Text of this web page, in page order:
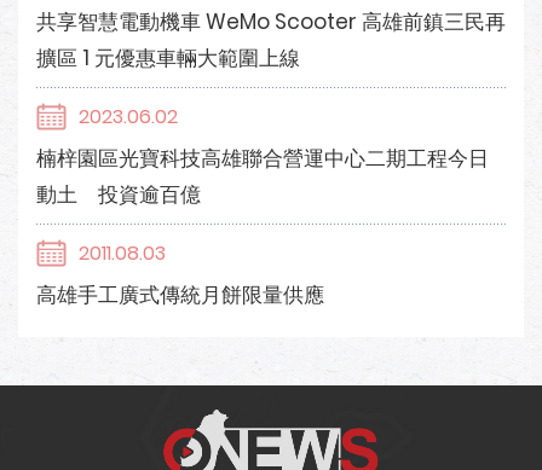
共享智慧電動機車 WeMo Scooter 高雄前鎮三民再
擴區 1 元優惠車輛大範圍上線
2023.06.02
楠梓園區光寶科技高雄聯合營運中心二期工程今日
動土 投資逾百億
2011.08.03
高雄手工廣式傳統月餅限量供應